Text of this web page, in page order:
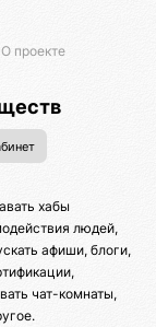
О проекте
хабы
людей,
афиши, блоги,
чат-комнаты,